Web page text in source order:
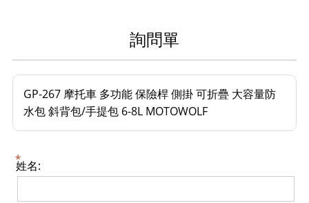
詢問單
GP-267 摩托車 多功能 保險桿 側掛 可折疊 大容量防
水包 斜背包/手提包 6-8L MOTOWOLF
姓名: